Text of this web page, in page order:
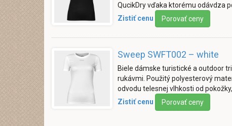
QucikDry vďaka ktorému odávdza
Zistiť cenu
Porovať ceny
Sweep SWFT002 – white
Biele dámske turistické a outdoor
rukávmi. Použitý polyesterový
odvodu telesnej vlhkosti od
Zistiť cenu
Porovať ceny